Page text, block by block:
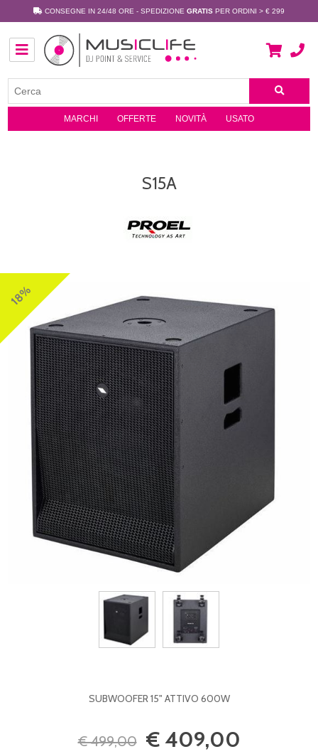
CONSEGNE IN 24/48 ORE - SPEDIZIONE GRATIS PER ORDINI > € 299
MARCHI OFFERTE NOVITÀ USATO
S15A
18%
SUBWOOFER 15" ATTIVO 600W
€ 499,00 € 409,00